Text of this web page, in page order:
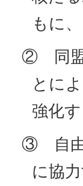
もに
② 同盟
とに
強化
③ 自由
に協